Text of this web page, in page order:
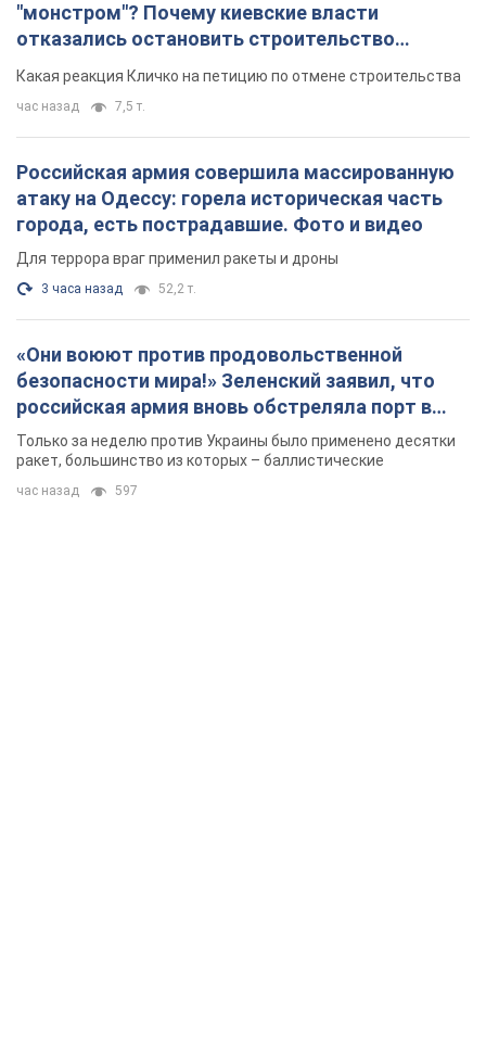
"монстром"? Почему киевские власти
отказались остановить строительство
небоскреба "московского верующего"
Какая реакция Кличко на петицию по отмене строительства
час назад 7,5 т.
Российская армия совершила массированную
атаку на Одессу: горела историческая часть
города, есть пострадавшие. Фото и видео
Для террора враг применил ракеты и дроны
3 часа назад 52,2 т.
«Они воюют против продовольственной
безопасности мира!» Зеленский заявил, что
российская армия вновь обстреляла порт в
Одессе
Только за неделю против Украины было применено десятки
ракет, большинство из которых – баллистические
час назад 597